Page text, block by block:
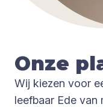
Onze
Wij kiezen voor
leefbaar Ede van